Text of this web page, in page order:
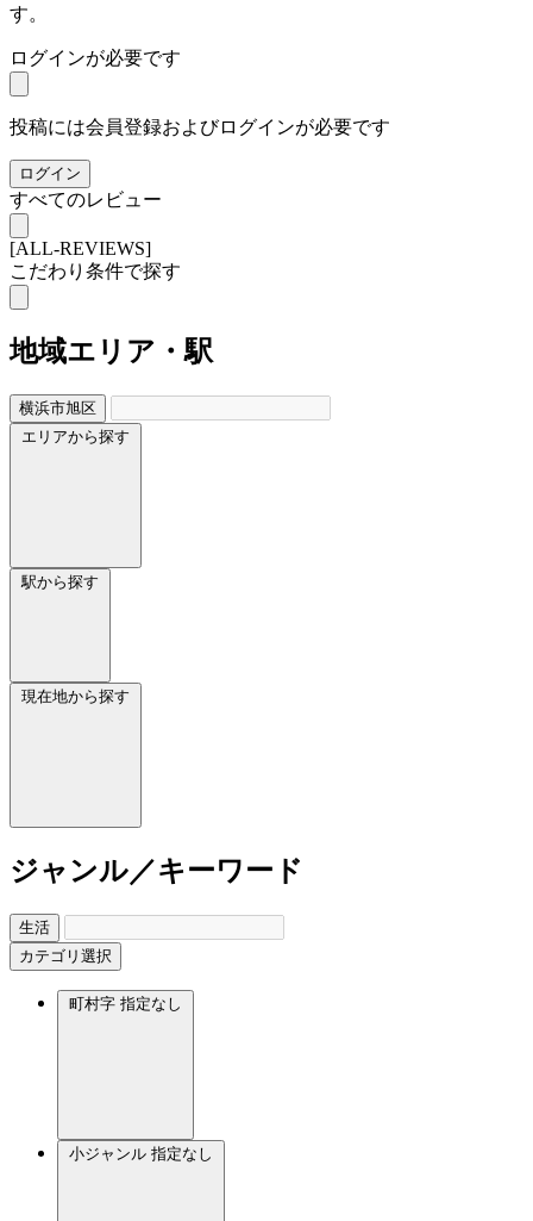
す。
ログインが必要です
投稿には会員登録およびログインが必要です
ログイン
すべてのレビュー
[ALL-REVIEWS]
こだわり条件で探す
地域エリア・駅
横浜市旭区
エリアから探す
駅から探す
現在地から探す
ジャンル／キーワード
生活
カテゴリ選択
町村字 指定なし
小ジャンル 指定なし